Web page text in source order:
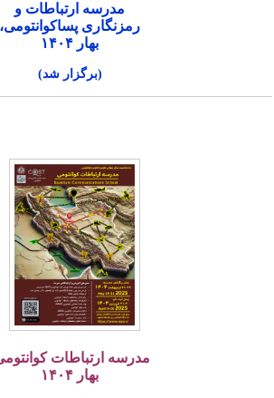
مدرسه ارتباطات و
رمزنگاری پساکوانتومی،
بهار ۱۴۰۴
(برگزار شد)
مدرسه ارتباطات کوانتومی،
بهار ۱۴۰۴